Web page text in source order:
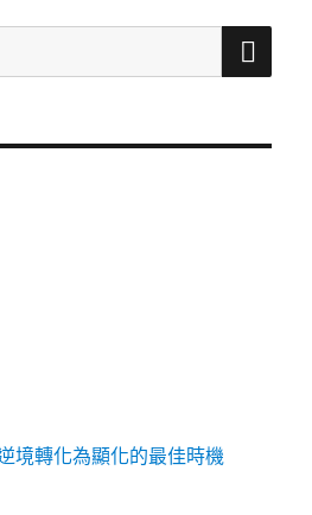
搜
境轉化為顯化的最佳時機